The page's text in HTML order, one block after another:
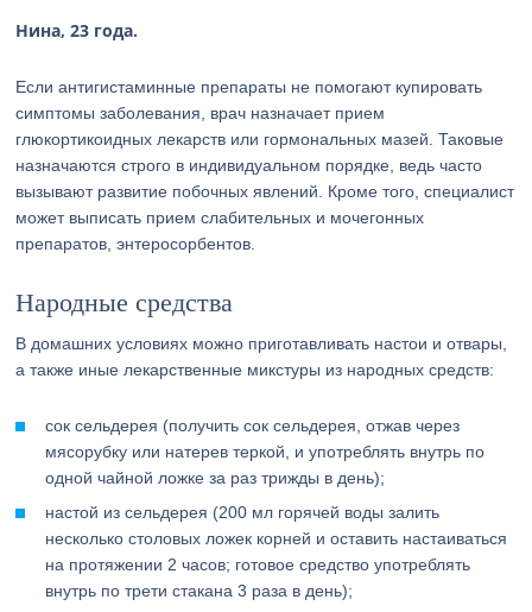
Нина, 23 года.
Если антигистаминные препараты не помогают купировать
симптомы заболевания, врач назначает прием
глюкортикоидных лекарств или гормональных мазей. Таковые
назначаются строго в индивидуальном порядке, ведь часто
вызывают развитие побочных явлений. Кроме того, специалист
может выписать прием слабительных и мочегонных
препаратов, энтеросорбентов.
Народные средства
В домашних условиях можно приготавливать настои и отвары,
а также иные лекарственные микстуры из народных средств:
сок сельдерея (получить сок сельдерея, отжав через
мясорубку или натерев теркой, и употреблять внутрь по
одной чайной ложке за раз трижды в день);
настой из сельдерея (200 мл горячей воды залить
несколько столовых ложек корней и оставить настаиваться
на протяжении 2 часов; готовое средство употреблять
внутрь по трети стакана 3 раза в день);